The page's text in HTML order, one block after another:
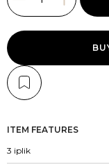
ITEM FEATURES
3 iplik